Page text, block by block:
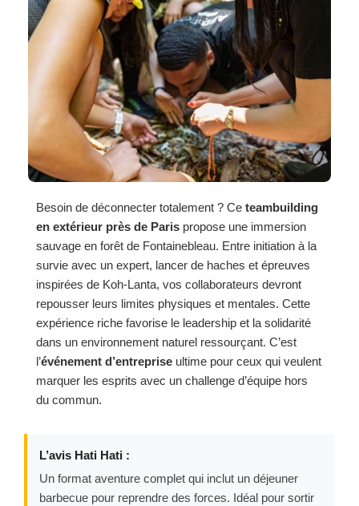
Besoin de déconnecter totalement ? Ce teambuilding
en extérieur près de Paris propose une immersion
sauvage en forêt de Fontainebleau. Entre initiation à la
survie avec un expert, lancer de haches et épreuves
inspirées de Koh-Lanta, vos collaborateurs devront
repousser leurs limites physiques et mentales. Cette
expérience riche favorise le leadership et la solidarité
dans un environnement naturel ressourçant. C’est
l’événement d’entreprise ultime pour ceux qui veulent
marquer les esprits avec un challenge d’équipe hors
du commun.
L’avis Hati Hati :
Un format aventure complet qui inclut un déjeuner
barbecue pour reprendre des forces. Idéal pour sortir